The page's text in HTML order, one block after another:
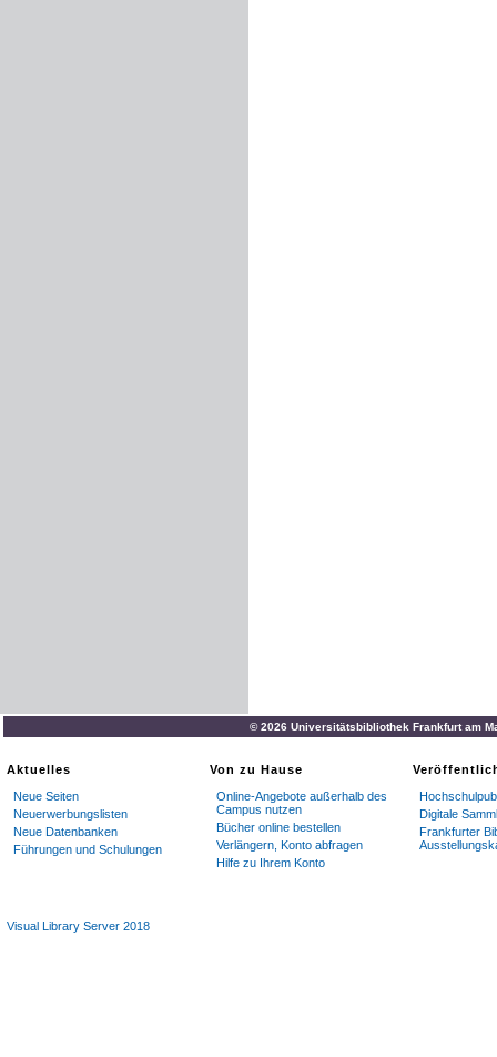
© 2026 Universitätsbibliothek Frankfurt am
Aktuelles
Neue Seiten
Neuerwerbungslisten
Neue Datenbanken
Führungen und Schulungen
Von zu Hause
Online-Angebote außerhalb des
Campus nutzen
Bücher online bestellen
Verlängern, Konto abfragen
Hilfe zu Ihrem Konto
Digitale
Frankfurter
Visual Library Server 2018